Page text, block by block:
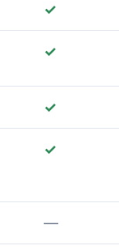
✓
✓
✓
✓
—